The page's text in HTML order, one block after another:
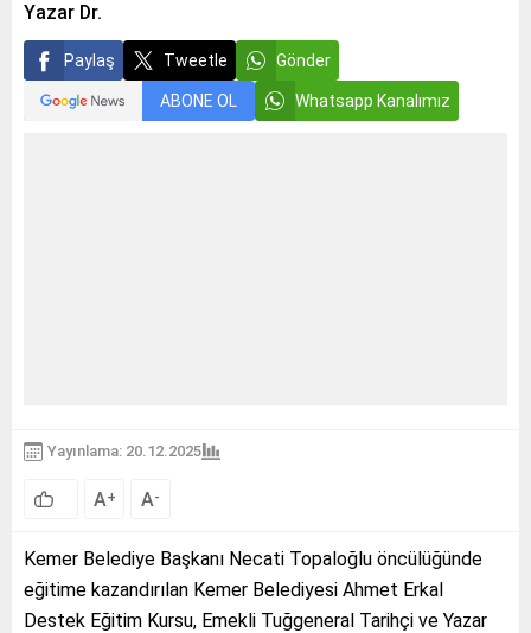
Yazar Dr.
Paylaş Tweetle Gönder
ABONE OL Whatsapp Kanalımız
Yayınlama: 20.12.2025
A+ A-
Kemer Belediye Başkanı Necati Topaloğlu öncülüğünde
eğitime kazandırılan Kemer Belediyesi Ahmet Erkal
Destek Eğitim Kursu, Emekli Tuğgeneral Tarihçi ve Yazar